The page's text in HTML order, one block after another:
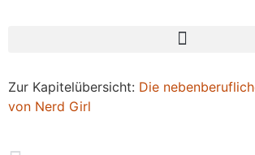
Zur Kapitelübersicht: Die
von Nerd Girl